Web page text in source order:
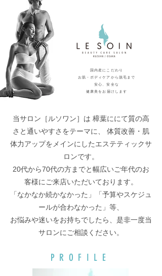
国内産にこだわり
お肌・ボディケアから脱毛まで
​安心、安全な
健康美をお届けします
PROFILE
当サロン［ルソワン］は 樟葉ににて質の高
さと通いやすさをテーマに、 体質改善・肌
体力アップをメインにしたエステティックサ
ロンです。
20代から70代の方までと幅広いご年代のお
客様にご来店いただいております。
「なかなか続かなかった」「予算やスケジュ
ールが合わなかった」等、
お悩みや迷いをお持ちでしたら、是非一度当
サロンにご相談ください。